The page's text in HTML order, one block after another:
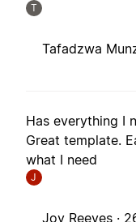
T
Tafadzwa
Has everything I
Great template.
what I need
J
Joy Reeves ·